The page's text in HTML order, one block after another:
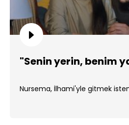
"Senin yerin, benim
Nursema, İlhami'yle gitmek